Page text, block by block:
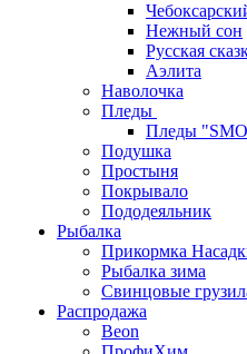
Нежный сон
Русская
Аэлита
Наволочка
Пледы
Пледы
Подушка
Простыня
Покрывало
Пододеяльник
Рыбалка
Прикормка
Рыбалка зима
Свинцовые
Распродажа
Beon